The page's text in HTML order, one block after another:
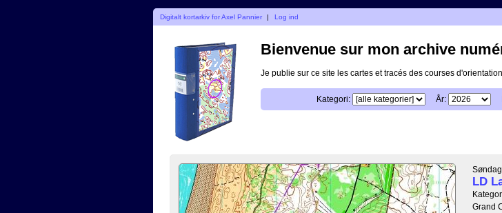
Digitalt kortarkiv for Axel Pannier | Log ind
Bienvenue sur mon archive
Je publie sur ce site les cartes et tracés des courses
Kategori: År:
LD
Grand